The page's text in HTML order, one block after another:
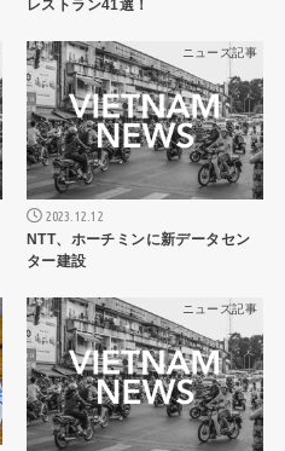
レストラン41選！
ニュース記事
2023.12.12
NTT、ホーチミンに新データセン
ター建設
ニュース記事